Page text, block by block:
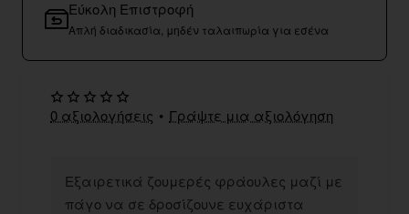
Εύκολη Επιστροφή
Απλή διαδικασία, μηδέν ταλαιπωρία για εσένα
Εξαιρετικά ζουμερές φράουλες μαζί με
πάγο να σε δροσίζουνε ευχάριστα
0 αξιολογήσεις • Γράψτε μια αξιολόγηση